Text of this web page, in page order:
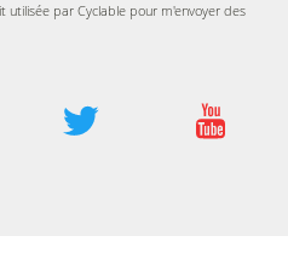
utilisée par Cyclable pour m'envoyer des